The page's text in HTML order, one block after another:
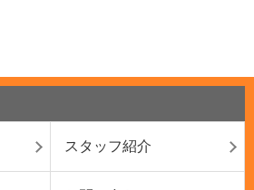
スタッフ紹介